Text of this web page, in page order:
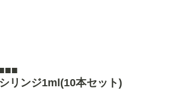
シリンジ1ml(10本セット)